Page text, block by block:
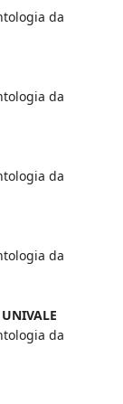
da
da
da
da
UNIVALE
da